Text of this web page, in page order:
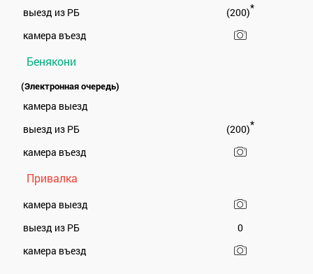
выезд из РБ
(200)*
камера въезд
Бенякони
(Электронная очередь)
камера выезд
выезд из РБ
(200)*
камера въезд
Привалка
камера выезд
выезд из РБ
0
камера въезд